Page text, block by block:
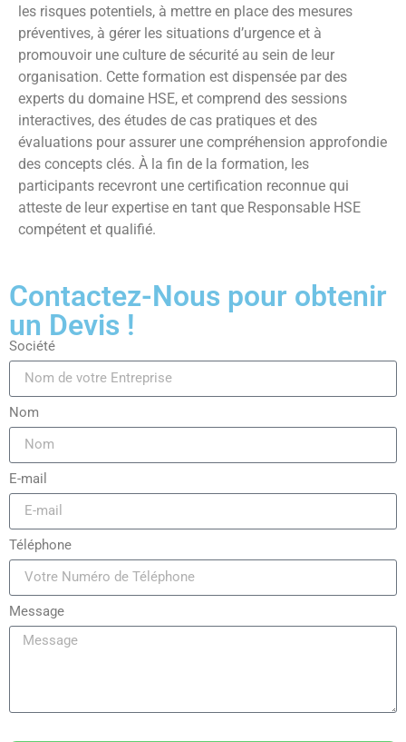
les risques potentiels, à mettre en place des mesures
préventives, à gérer les situations d’urgence et à
promouvoir une culture de sécurité au sein de leur
organisation. Cette formation est dispensée par des
experts du domaine HSE, et comprend des sessions
interactives, des études de cas pratiques et des
évaluations pour assurer une compréhension approfondie
des concepts clés. À la fin de la formation, les
participants recevront une certification reconnue qui
atteste de leur expertise en tant que Responsable HSE
compétent et qualifié.
Contactez-Nous pour obtenir
un Devis !
Société
Nom
E-mail
Téléphone
Message